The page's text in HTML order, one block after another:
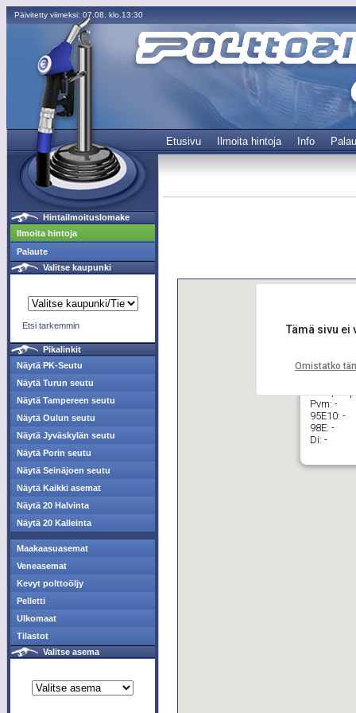
Päivitetty viimeksi: 07.08. klo.13:30
Etusivu Ilmoita hintoja Info
Hintailmoituslomake
Ilmoita hintoja
Palaute
Valitse kaupunki
Etsi tarkemmin
Pikalinkit
Näytä PK-Seutu
Näytä Turun seutu
Näytä Tampereen seutu
Näytä Oulun seutu
Näytä Jyväskylän seutu
Näytä Porin seutu
Näytä Seinäjoen seutu
Näytä Kaikki asemat
Näytä 20 Halvinta
Näytä 20 Kalleinta
Maakaasuasemat
Veneasemat
Kevyt polttoöljy
Pelletti
Ulkomaat
Tilastot
Valitse asema
Pvm: -
95E10: -
98E: -
Di: -
Tämä sivu ei
Omistatko